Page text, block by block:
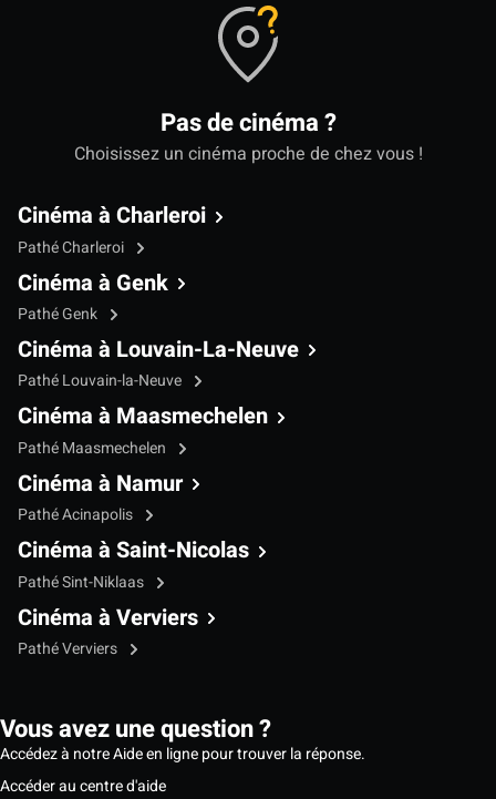
Pas de cinéma ?
Choisissez un cinéma proche de chez vous !
Cinéma à Charleroi
Pathé Charleroi
Cinéma à Genk
Pathé Genk
Cinéma à Louvain-La-Neuve
Pathé Louvain-la-Neuve
Cinéma à Maasmechelen
Pathé Maasmechelen
Cinéma à Namur
Pathé Acinapolis
Cinéma à Saint-Nicolas
Pathé Sint-Niklaas
Cinéma à Verviers
Pathé Verviers
Vous avez une question ?
Accédez à notre Aide en ligne pour trouver la réponse.
Accéder au centre d'aide